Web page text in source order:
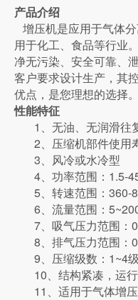
产品介绍
增压机是应用于气体
用于化工、食品等行业
净无污染、安全可靠、
客户要求设计生产，其
优点，是您理想的选择。
性能特征
1 、无油、无润滑往
2、压缩机部件使用
3、风冷或水冷型
4、功率范围： 1.5-
5、转速范围： 360-
6、流量范围：
7、吸气压力范围：
8、排气压力范围：
9、压缩级数： 1~4级
10、结构紧凑，运
11 、适用于气体增压